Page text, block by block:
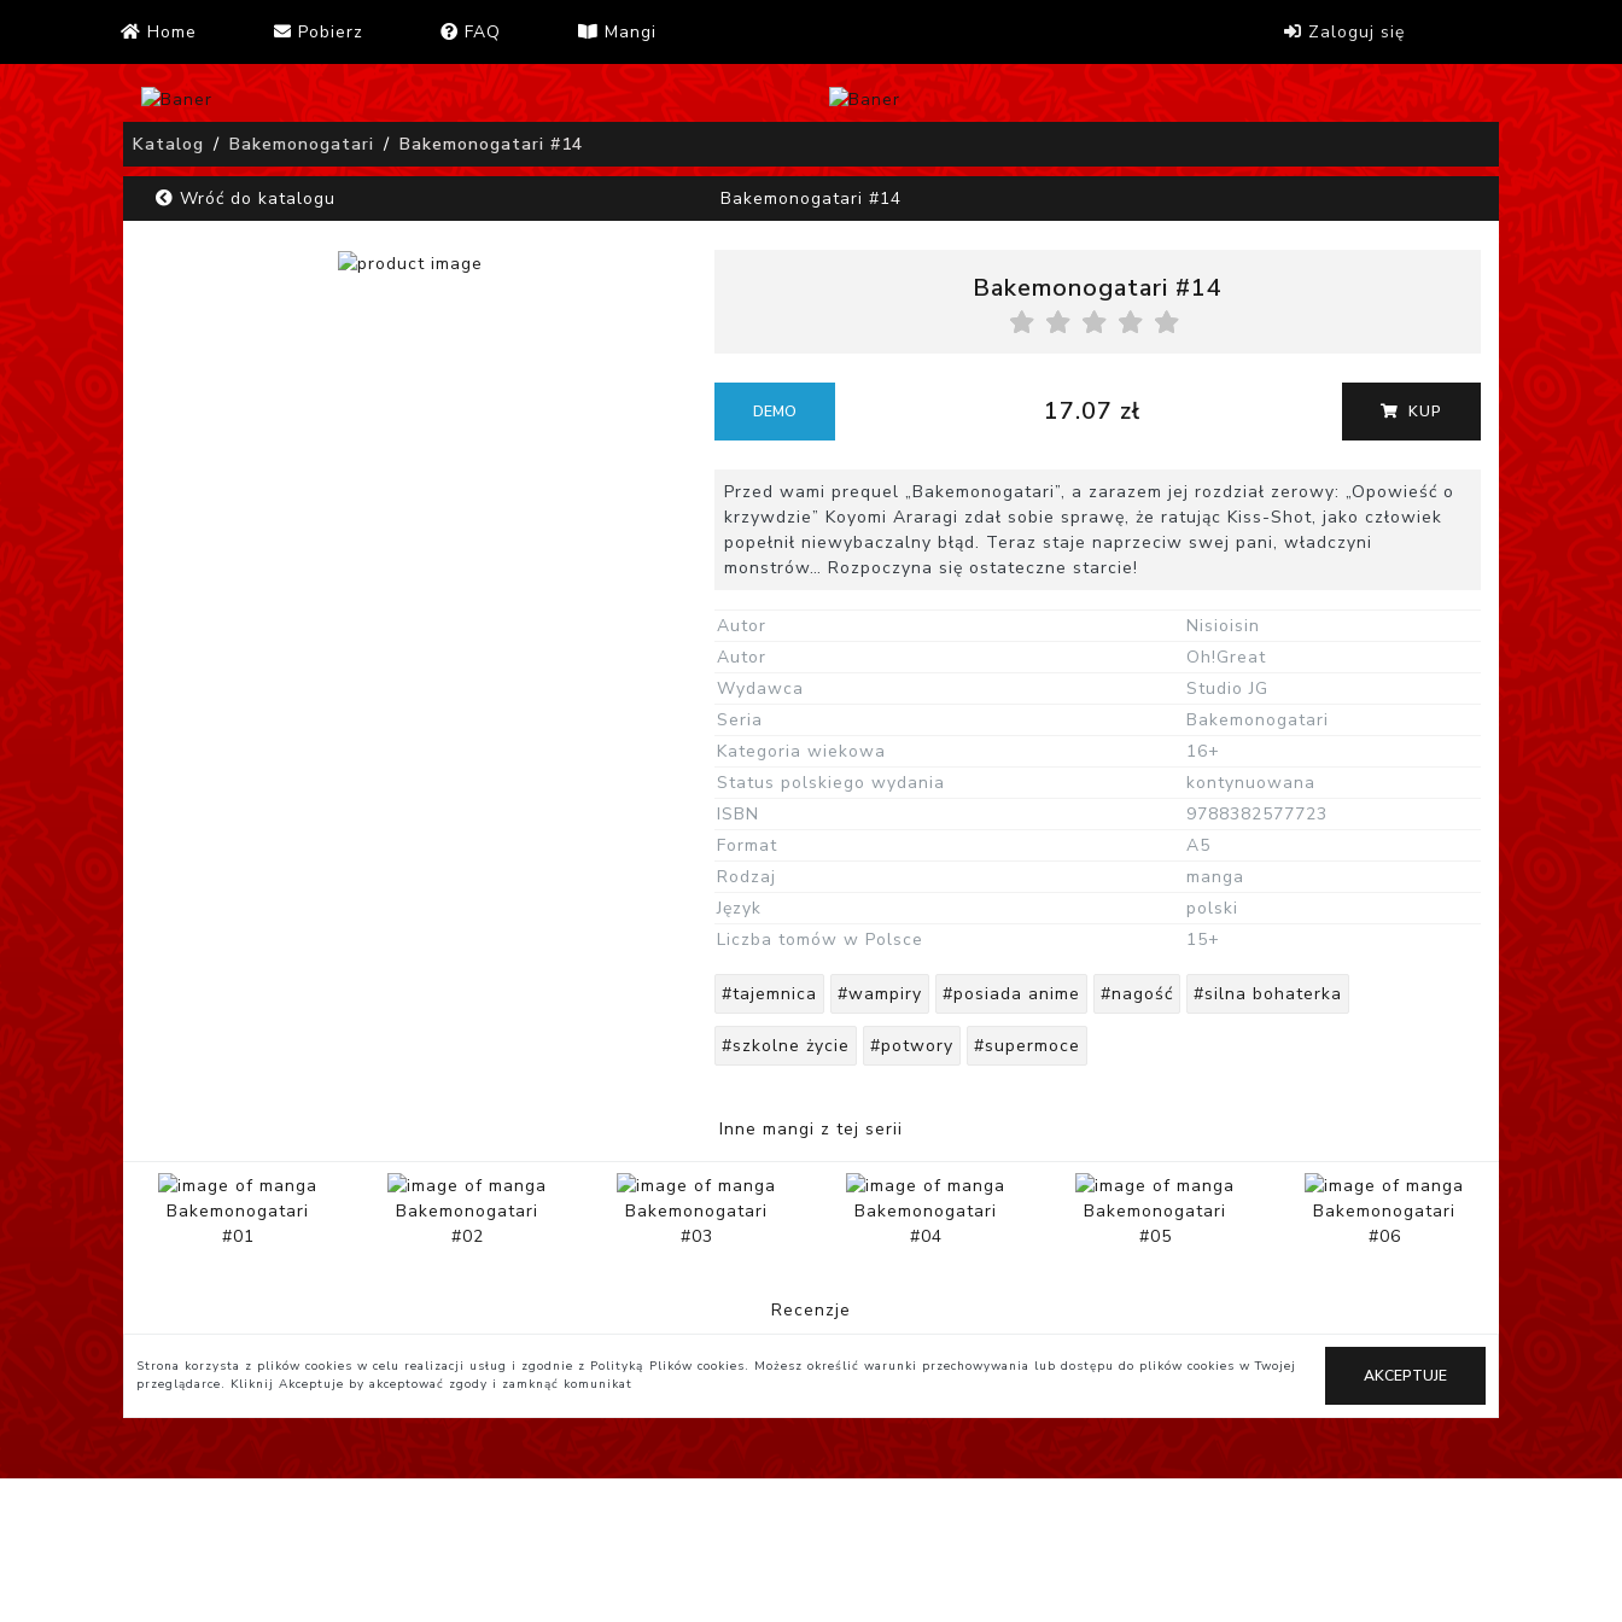
Home Pobierz FAQ Mangi Zaloguj się
Katalog Bakemonogatari Bakemonogatari #14
Wróć do katalogu Bakemonogatari #14
Bakemonogatari #14
DEMO 17.07 zł KUP
Przed wami prequel „Bakemonogatari”, a zarazem jej rozdział zerowy: „Opowieść o
krzywdzie” Koyomi Araragi zdał sobie sprawę, że ratując Kiss-Shot, jako człowiek
popełnił niewybaczalny błąd. Teraz staje naprzeciw swej pani, władczyni
monstrów… Rozpoczyna się ostateczne starcie!
Autor
Nisioisin
Autor
Oh!Great
Wydawca
Studio JG
Seria
Bakemonogatari
Kategoria wiekowa
16+
Status polskiego wydania
kontynuowana
ISBN
9788382577723
Format
A5
Rodzaj
manga
Język
polski
Liczba tomów w Polsce
15+
#tajemnica #wampiry #posiada anime #nagość #silna bohaterka
#szkolne życie #potwory #supermoce
Inne mangi z tej serii
Bakemonogatari
#01
Bakemonogatari
#02
Bakemonogatari
#03
Bakemonogatari
#04
Bakemonogatari
#05
Bakemonogatari
#06
Recenzje
Strona korzysta z plików cookies w celu realizacji usług i zgodnie z Polityką Plików cookies. Możesz określić warunki przechowywania lub dostępu do plików cookies w Twojej
przeglądarce. Kliknij Akceptuje by akceptować zgody i zamknąć komunikat AKCEPTUJE